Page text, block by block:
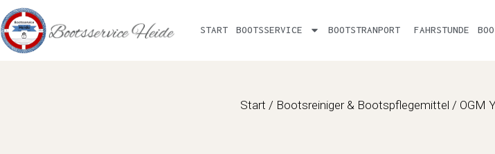
Zum
Inhalt
springen
START BOOTSSERVICE BOOTSTRANPORT FAHRSTUNDE
Start / Bootsreiniger & Bootspflegemittel / OGM